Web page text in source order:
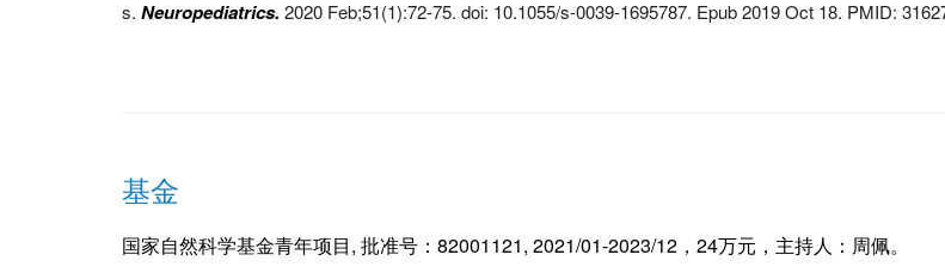
s. Neuropediatrics. 2020 Feb;51(1):72-75. doi: 10.1055/s-0039-1695787. Epub 2019 Oct 18. PMID:
基金
国家自然科学基金青年项目, 批准号：82001121, 2021/01-2023/12，24万元，主持人：周佩。